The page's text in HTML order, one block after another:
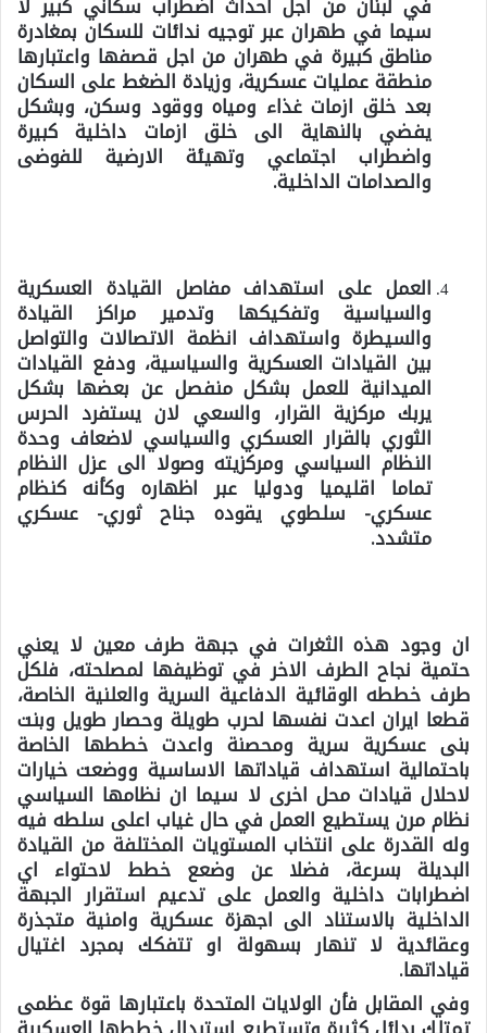
سيما في طهران عبر توجيه ندائات للسكان بمغادرة
مناطق كبيرة في طهران من اجل قصفها واعتبارها
منطقة عمليات عسكرية، وزيادة الضغط على السكان
بعد خلق ازمات غذاء ومياه ووقود وسكن، وبشكل
يفضي بالنهاية الى خلق ازمات داخلية كبيرة
واضطراب اجتماعي وتهيئة الارضية للفوضى
والصدامات الداخلية.
العمل على استهداف مفاصل القيادة العسكرية
والسياسية وتفكيكها وتدمير مراكز القيادة
والسيطرة واستهداف انظمة الاتصالات والتواصل
بين القيادات العسكرية والسياسية، ودفع القيادات
الميدانية للعمل بشكل منفصل عن بعضها بشكل
يربك مركزية القرار، والسعي لان يستفرد الحرس
الثوري بالقرار العسكري والسياسي لاضعاف وحدة
النظام السياسي ومركزيته وصولا الى عزل النظام
تماما اقليميا ودوليا عبر اظهاره وكأنه كنظام
عسكري- سلطوي يقوده جناح ثوري- عسكري
متشدد.
ان وجود هذه الثغرات في جبهة طرف معين لا يعني
حتمية نجاح الطرف الاخر في توظيفها لمصلحته، فلكل
طرف خططه الوقائية الدفاعية السرية والعلنية الخاصة،
قطعا ايران اعدت نفسها لحرب طويلة وحصار طويل وبنت
بنى عسكرية سرية ومحصنة واعدت خططها الخاصة
باحتمالية استهداف قياداتها الاساسية ووضعت خيارات
لاحلال قيادات محل اخرى لا سيما ان نظامها السياسي
نظام مرن يستطيع العمل في حال غياب اعلى سلطه فيه
وله القدرة على انتخاب المستويات المختلفة من القيادة
البديلة بسرعة، فضلا عن وضعع خطط لاحتواء اي
اضطرابات داخلية والعمل على تدعيم استقرار الجبهة
الداخلية بالاستناد الى اجهزة عسكرية وامنية متجذرة
وعقائدية لا تنهار بسهولة او تتفكك بمجرد اغتيال
قياداتها.
وفي المقابل فأن الولايات المتحدة باعتبارها قوة عظمى